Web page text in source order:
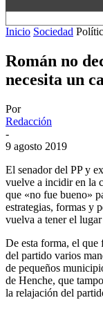
Inicio Sociedad
Román no
necesita un
Por
Redacción
-
9 agosto 2019
El senador del PP y
vuelve a incidir en la
que «no fue bueno»
estrategias, formas y
vuelva a tener el
De esta forma, el que
del partido varios
de pequeños
de Henche, que
la relajación del